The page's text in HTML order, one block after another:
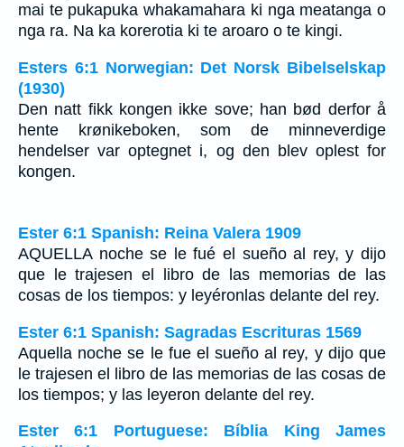
mai te pukapuka whakamahara ki nga meatanga o
nga ra. Na ka korerotia ki te aroaro o te kingi.
Esters 6:1 Norwegian: Det Norsk Bibelselskap
(1930)
Den natt fikk kongen ikke sove; han bød derfor å
hente krønikeboken, som de minneverdige
hendelser var optegnet i, og den blev oplest for
kongen.
Ester 6:1 Spanish: Reina Valera 1909
AQUELLA noche se le fué el sueño al rey, y dijo
que le trajesen el libro de las memorias de las
cosas de los tiempos: y leyéronlas delante del rey.
Ester 6:1 Spanish: Sagradas Escrituras 1569
Aquella noche se le fue el sueño al rey, y dijo que
le trajesen el libro de las memorias de las cosas de
los tiempos; y las leyeron delante del rey.
Ester 6:1 Portuguese: Bíblia King James